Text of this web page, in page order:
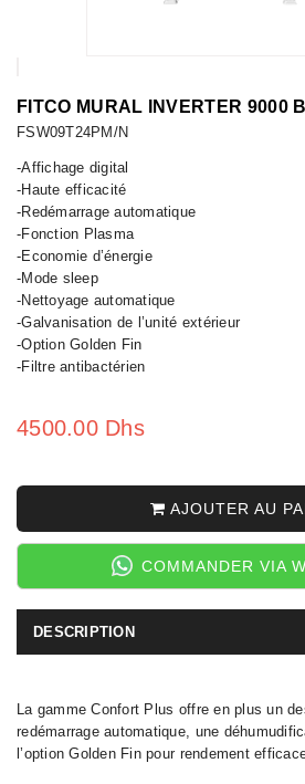
FITCO MURAL INVERTER 9000
FSW09T24PM/N
-Affichage digital
-Haute efficacité
-Redémarrage automatique
-Fonction Plasma
-Economie d’énergie
-Mode sleep
-Nettoyage automatique
-Galvanisation de l’unité extérieur
-Option Golden Fin
-Filtre antibactérien
4500.00 Dhs
AJOUTER AU
COMMANDER VIA
DESCRIPTION
La gamme Confort Plus offre en plus un
redémarrage automatique, une
l’option Golden Fin pour rendement